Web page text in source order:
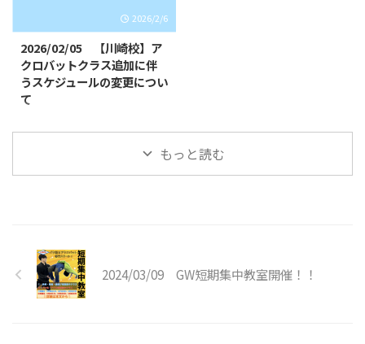
者未経験の方でもスタッフが丁寧
全日本大会出場経験のある先生が
直接指導いたします👨‍🏫 短期集
中クラス概要 日時・日程 日程１
（キッズ体操） ①5月4日
2026/2/6
2026/02/05 【川崎校】ア
クロバットクラス追加に伴
うスケジュールの変更につい
て
だき、誠にありがとうございま
す。 この度、川崎校のクラスを
生以上対象開講日（開講時間）：
日曜日（１４：１５〜１５：３
５）↓〈変更後〉アクロバットク
ラス ※小学生以上対象月額受講
もっと読む
2024/03/09 GW短期集中教室開催！！